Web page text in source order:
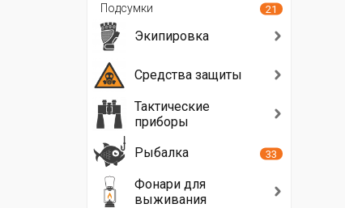
Подсумки 21
Экипировка
Средства защиты
Тактические
приборы
Рыбалка
33
Фонари для
выживания